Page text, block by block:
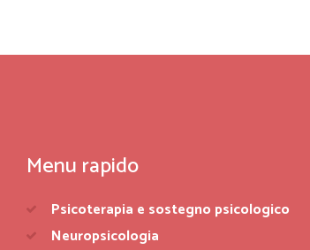
Menu rapido
Psicoterapia e sostegno psicologico
Neuropsicologia